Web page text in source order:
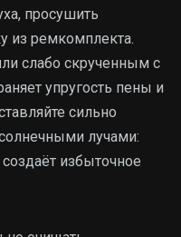
просушить
из ремкомплекта.
слабо скрученным с
упругость пены и
сильно
лучами:
избыточное